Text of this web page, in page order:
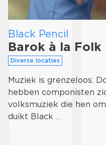
Black Pencil
Barok à la Folk
Diverse locaties
Muziek is grenzeloos.
hebben componisten
volksmuziek die hen
duikt Black …